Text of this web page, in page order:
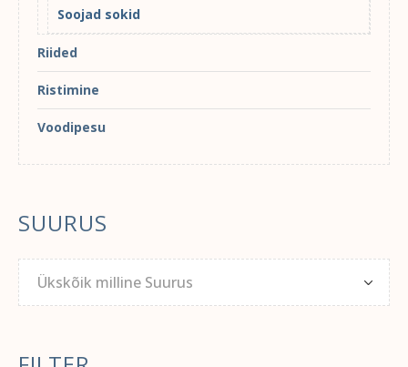
Soojad sokid
Riided
Ristimine
Voodipesu
SUURUS
Ükskõik milline Suurus